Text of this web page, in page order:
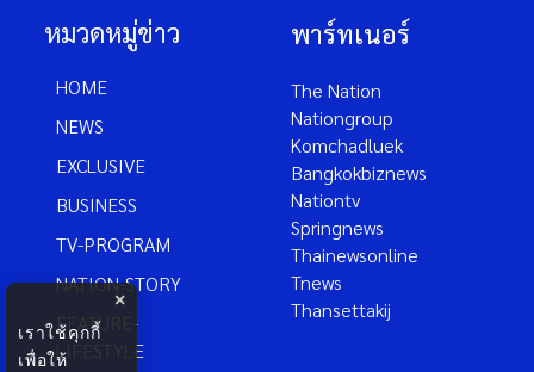
หมวดหมู่ข่าว
HOME
NEWS
EXCLUSIVE
BUSINESS
TV-PROGRAM
NATION-STORY
FEATURE-
LIFESTYLE
พาร์ทเนอร์
The Nation
Nationgroup
Komchadluek
Bangkokbiznews
Nationtv
Springnews
Thainewsonline
Tnews
Thansettakij
×
เราใช้คุกกี้
เพื่อให้